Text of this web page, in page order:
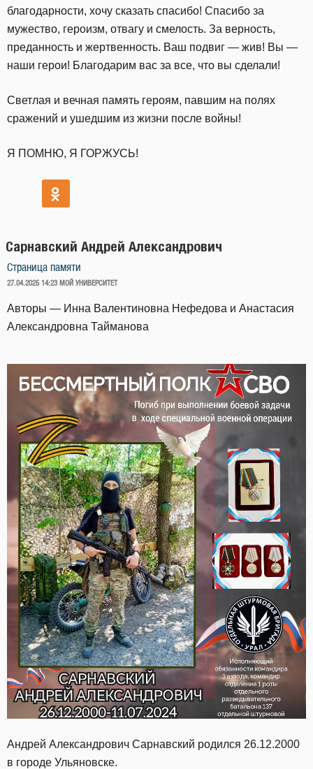
благодарности, хочу сказать спасибо! Спасибо за
мужество, героизм, отвагу и смелость. За верность,
преданность и жертвенность. Ваш подвиг — жив! Вы —
наши герои! Благодарим вас за все, что вы сделали!
Светлая и вечная память героям, павшим на полях
сражений и ушедшим из жизни после войны!
Я ПОМНЮ, Я ГОРЖУСЬ!
Сарнавский Андрей Александрович
Страница памяти
ОПУБЛИКОВАНО
27.04.2025 14:23 МОЙ УНИВЕРСИТЕТ
Авторы — Инна Валентиновна Нефедова и Анастасия
Александровна Тайманова
Андрей Александрович Сарнавский родился 26.12.2000
в городе Ульяновске.